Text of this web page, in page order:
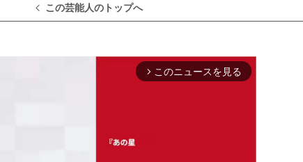
この芸能人のトップへ
arrow_forward_ios このニュースを見る